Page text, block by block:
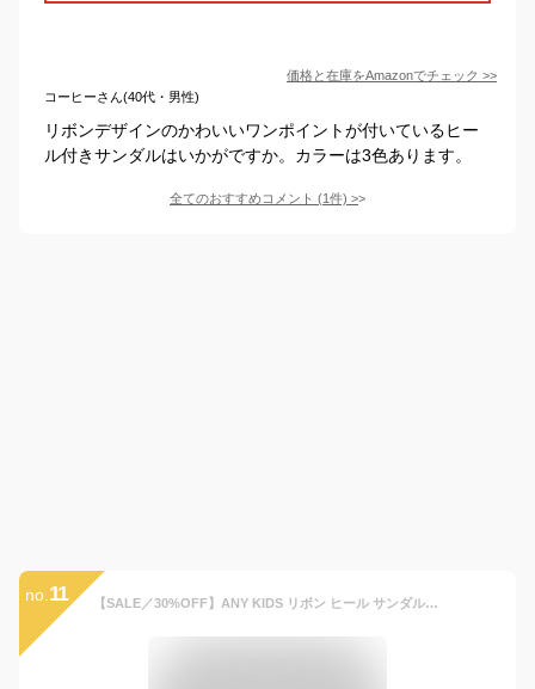
価格と在庫をAmazonでチェック >>
コーヒーさん(40代・男性)
リボンデザインのかわいいワンポイントが付いているヒー
ル付きサンダルはいかがですか。カラーは3色あります。
全てのおすすめコメント (1件) >
no. 11 【SALE／30%OFF】ANY KIDS リボン ヒール サンダル エニィ シューズ・靴 サンダル ピンク